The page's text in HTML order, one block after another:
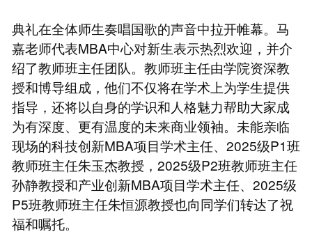
典礼在全体师生奏唱国歌的声音中拉开帷幕。马
嘉老师代表MBA中心对新生表示热烈欢迎，并介
绍了教师班主任团队。教师班主任由学院资深教
授和博导组成，他们不仅将在学术上为学生提供
指导，还将以自身的学识和人格魅力帮助大家成
为有深度、更有温度的未来商业领袖。未能亲临
现场的科技创新MBA项目学术主任、2025级P1班
教师班主任朱玉杰教授，2025级P2班教师班主任
孙静教授和产业创新MBA项目学术主任、2025级
P5班教师班主任朱恒源教授也向同学们转达了祝
福和嘱托。